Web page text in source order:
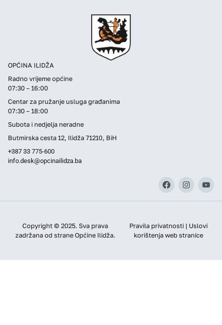
OPĆINA ILIDŽA
Radno vrijeme općine
07:30 – 16:00
Centar za pružanje usluga građanima
07:30 – 18:00
Subota i nedjelja neradne
Butmirska cesta 12, Ilidža 71210, BiH
+387 33 775-600
info.desk@opcinailidza.ba
Copyright © 2025. Sva prava
zadržana od strane Općine Ilidža.
Pravila privatnosti | Uslovi
korištenja web stranice